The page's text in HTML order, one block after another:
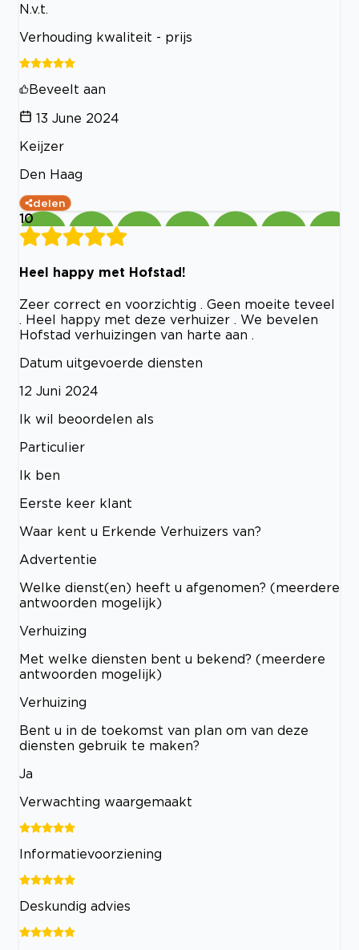
N.v.t.
Verhouding kwaliteit - prijs
Beveelt aan
13 June 2024
Keijzer
Den Haag
delen
10
Heel happy met Hofstad!
Zeer correct en voorzichtig . Geen moeite teveel
. Heel happy met deze verhuizer . We bevelen
Hofstad verhuizingen van harte aan .
Datum uitgevoerde diensten
12 Juni 2024
Ik wil beoordelen als
Particulier
Ik ben
Eerste keer klant
Waar kent u Erkende Verhuizers van?
Advertentie
Welke dienst(en) heeft u afgenomen? (meerdere
antwoorden mogelijk)
Verhuizing
Met welke diensten bent u bekend? (meerdere
antwoorden mogelijk)
Verhuizing
Bent u in de toekomst van plan om van deze
diensten gebruik te maken?
Ja
Verwachting waargemaakt
Informatievoorziening
Deskundig advies